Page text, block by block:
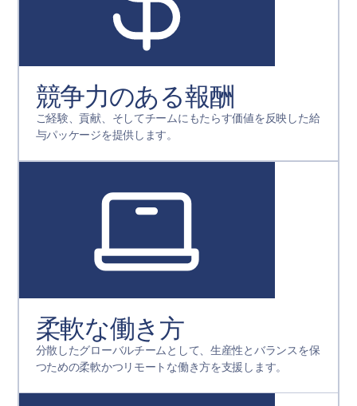
競争力のある報酬
ご経験、貢献、そしてチームにもたらす価値を反映した給
与パッケージを提供します。
柔軟な働き方
分散したグローバルチームとして、生産性とバランスを保
つための柔軟かつリモートな働き方を支援します。